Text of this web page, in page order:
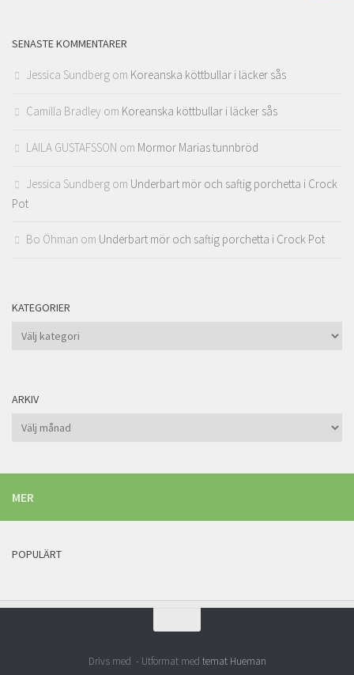
SENASTE KOMMENTARER
Jessica Sundberg om Koreanska köttbullar i läcker sås
Camilla Bradley om Koreanska köttbullar i läcker sås
LAILA GUSTAFSSON om Mormor Marias tunnbröd
Jessica Sundberg om Underbart mör och saftig porchetta i Crock
Pot
Bo Öhman om Underbart mör och saftig porchetta i Crock Pot
KATEGORIER
Kategorier
ARKIV
Arkiv
MER
POPULÄRT
Drivs med - Utformat med temat Hueman